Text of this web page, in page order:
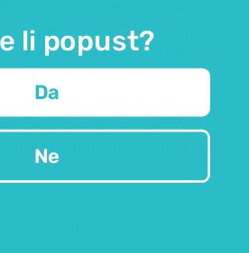
te biljke. Prepoznatljiv je po
koji su jedna od njegovih
se koriste u ljekovite svrhe.
dugačak životni vijek.
toga. Zasluge tomu idu brojnim
koje sadrži.
li popust?
Da
Ne